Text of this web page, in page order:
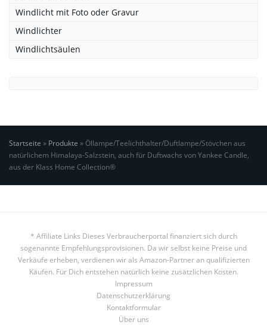
Windlicht mit Foto oder Gravur
Windlichter
Windlichtsäulen
Startseite » Produkte »Öllampe/Teelichthalter/Duftlampe/Stövchen aus
natürlichem Himalaya-Salzstein, auch für Duftwachs von Yankee Candle,
aus der Klass Home Collection®
* Affiliate Links Dieses Verbraucherportal finanziert sich durch
sogenannte Empfehlungsprovisionen. Da wir selbst keine Preise und
Verkäufe erheben, verdienen wir als Amazon-Partner an qualifizierten
Käufen. Für Dich entstehen natürlich keine zusätzlichen Kosten.
Impressum
Datenschutzerklärung
Kontaktformular
Über uns